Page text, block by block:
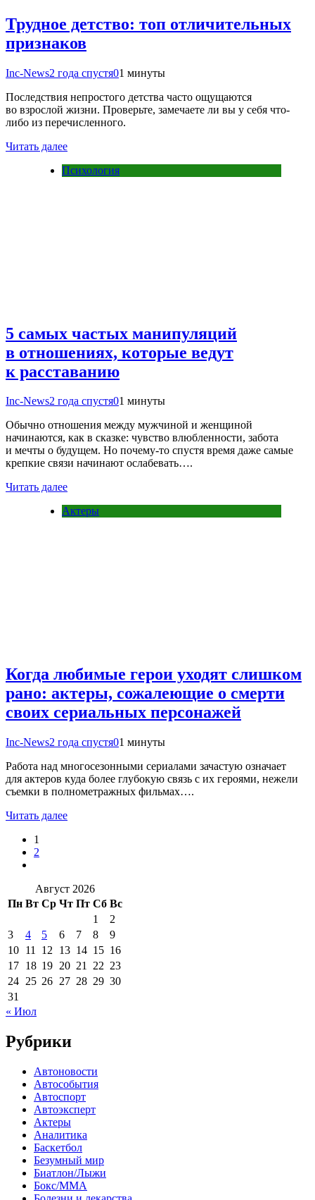
Трудное детство: топ отличительных
признаков
Inc-News2 года спустя01 минуты
Последствия непростого детства часто ощущаются
во взрослой жизни. Проверьте, замечаете ли вы у себя что-
либо из перечисленного.
Читать далее
Психология
5 самых частых манипуляций
в отношениях, которые ведут
к расставанию
Inc-News2 года спустя01 минуты
Обычно отношения между мужчиной и женщиной
начинаются, как в сказке: чувство влюбленности, забота
и мечты о будущем. Но почему-то спустя время даже самые
крепкие связи начинают ослабевать….
Читать далее
Актеры
Когда любимые герои уходят слишком
рано: актеры, сожалеющие о смерти
своих сериальных персонажей
Inc-News2 года спустя01 минуты
Работа над многосезонными сериалами зачастую означает
для актеров куда более глубокую связь с их героями, нежели
съемки в полнометражных фильмах….
Читать далее
1
2
Август 2026
Пн Вт Ср Чт Пт Сб Вс
1
2
3
4 5 6 7 8
9
10 11 12 13 14 15 16
17 18 19 20 21 22 23
24 25 26 27 28 29 30
31
« Июл
Рубрики
Автоновости
Автособытия
Автоспорт
Автоэксперт
Актеры
Аналитика
Баскетбол
Безумный мир
Биатлон/Лыжи
Бокс/MMA